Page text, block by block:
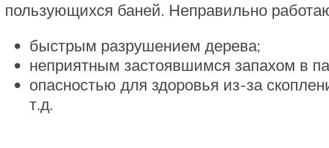
пользующихся баней. Неправильно
быстрым разрушением дерева;
неприятным застоявшимся запахом в
опасностью для здоровья из-за
т.д.